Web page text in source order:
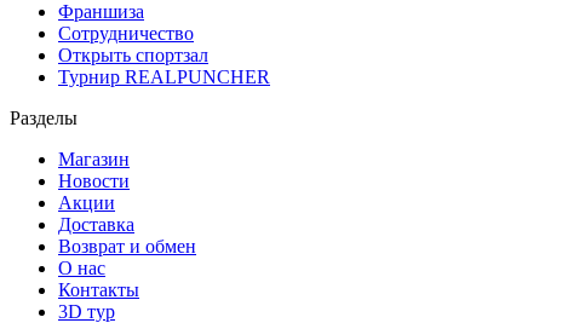
Франшиза
Сотрудничество
Открыть спортзал
Турнир REALPUNCHER
Разделы
Магазин
Новости
Акции
Доставка
Возврат и обмен
О нас
Контакты
3D тур